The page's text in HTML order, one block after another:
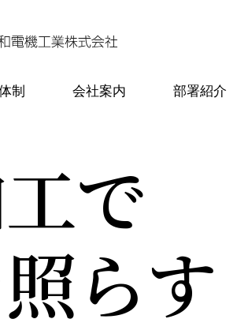
制 会社案内 部署紹介
で
らす